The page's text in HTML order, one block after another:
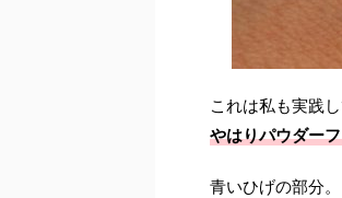
これは私も実践
やはりパウダー
青いひげの部分。